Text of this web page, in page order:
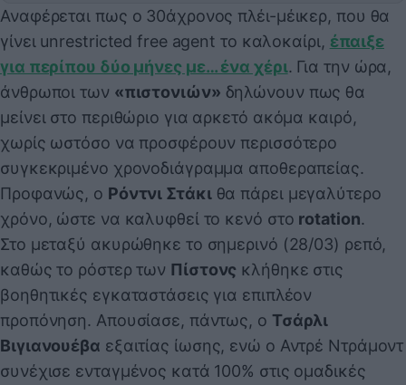
Αναφέρεται πως ο 30άχρονος πλέι-μέικερ, που θα
γίνει unrestricted free agent το καλοκαίρι, έπαιξε
για περίπου δύο μήνες με… ένα χέρι. Για την ώρα,
άνθρωποι των «πιστονιών» δηλώνουν πως θα
μείνει στο περιθώριο για αρκετό ακόμα καιρό,
χωρίς ωστόσο να προσφέρουν περισσότερο
συγκεκριμένο χρονοδιάγραμμα αποθεραπείας.
Προφανώς, ο Ρόντνι Στάκιθα πάρει μεγαλύτερο
χρόνο, ώστε να καλυφθεί το κενό στο rotation.
Στο μεταξύ ακυρώθηκε το σημερινό (28/03) ρεπό,
καθώς το ρόστερ των Πίστονς κλήθηκε στις
βοηθητικές εγκαταστάσεις για επιπλέον
προπόνηση. Απουσίασε, πάντως, ο Τσάρλι
Βιγιανουέβα εξαιτίας ίωσης, ενώ ο Αντρέ Ντράμοντ
συνέχισε ενταγμένος κατά 100% στις ομαδικές